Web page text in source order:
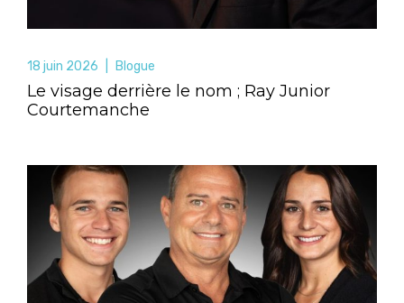
18 juin 2026 Blogue
Le visage derrière le nom ; Ray Junior
Courtemanche